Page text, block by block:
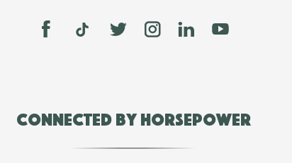
Connected by Horsepower